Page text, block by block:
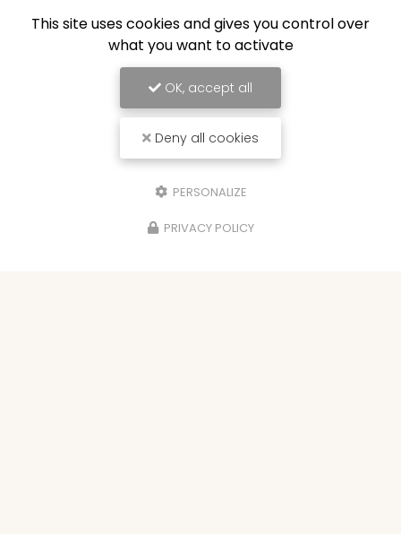
This site uses cookies and gives you control over
what you want to activate
OK, accept all
Deny all cookies
PERSONALIZE
PRIVACY POLICY